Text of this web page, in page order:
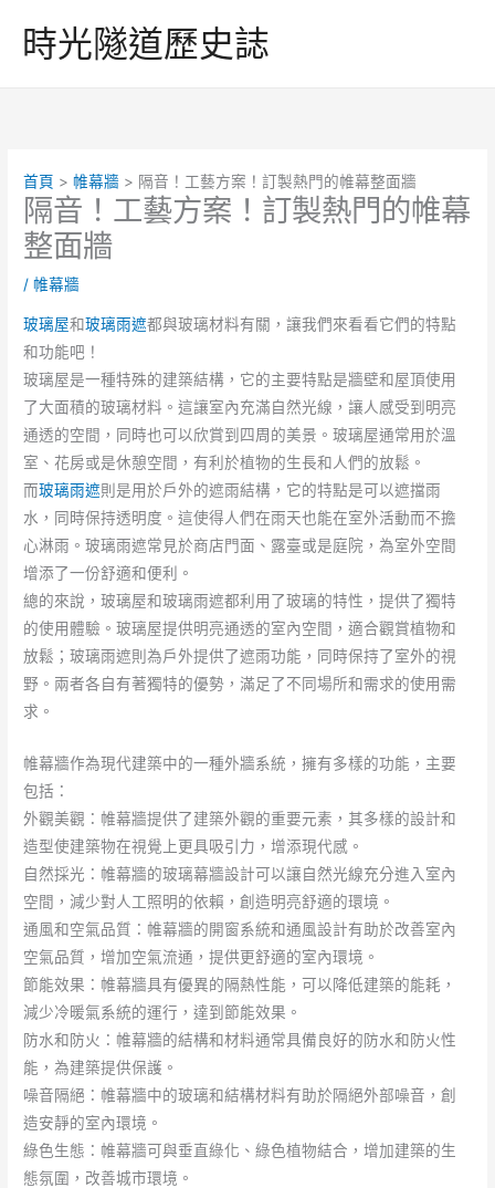
時光隧道歷史誌
首頁 帷幕牆 隔音！工藝方案！訂製熱門的帷幕整面牆
隔音！工藝方案！訂製熱門的帷幕
整面牆
/帷幕牆
玻璃屋和玻璃雨遮都與玻璃材料有關，讓我們來看看它們的特點
和功能吧！
玻璃屋是一種特殊的建築結構，它的主要特點是牆壁和屋頂使用
了大面積的玻璃材料。這讓室內充滿自然光線，讓人感受到明亮
通透的空間，同時也可以欣賞到四周的美景。玻璃屋通常用於溫
室、花房或是休憩空間，有利於植物的生長和人們的放鬆。
而玻璃雨遮則是用於戶外的遮雨結構，它的特點是可以遮擋雨
水，同時保持透明度。這使得人們在雨天也能在室外活動而不擔
心淋雨。玻璃雨遮常見於商店門面、露臺或是庭院，為室外空間
增添了一份舒適和便利。
總的來說，玻璃屋和玻璃雨遮都利用了玻璃的特性，提供了獨特
的使用體驗。玻璃屋提供明亮通透的室內空間，適合觀賞植物和
放鬆；玻璃雨遮則為戶外提供了遮雨功能，同時保持了室外的視
野。兩者各自有著獨特的優勢，滿足了不同場所和需求的使用需
求。
帷幕牆作為現代建築中的一種外牆系統，擁有多樣的功能，主要
包括：
外觀美觀：帷幕牆提供了建築外觀的重要元素，其多樣的設計和
造型使建築物在視覺上更具吸引力，增添現代感。
自然採光：帷幕牆的玻璃幕牆設計可以讓自然光線充分進入室內
空間，減少對人工照明的依賴，創造明亮舒適的環境。
通風和空氣品質：帷幕牆的開窗系統和通風設計有助於改善室內
空氣品質，增加空氣流通，提供更舒適的室內環境。
節能效果：帷幕牆具有優異的隔熱性能，可以降低建築的能耗，
減少冷暖氣系統的運行，達到節能效果。
防水和防火：帷幕牆的結構和材料通常具備良好的防水和防火性
能，為建築提供保護。
噪音隔絕：帷幕牆中的玻璃和結構材料有助於隔絕外部噪音，創
造安靜的室內環境。
綠色生態：帷幕牆可與垂直綠化、綠色植物結合，增加建築的生
態氛圍，改善城市環境。